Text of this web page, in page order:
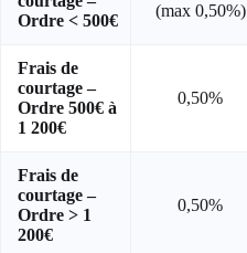
Ordre < 500€
(max 0,50%)
Frais de
courtage –
Ordre 500€ à
1 200€
0,50%
Frais de
courtage –
Ordre > 1
200€
0,50%